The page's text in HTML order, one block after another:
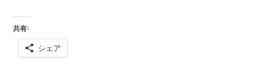
共有:
シェア